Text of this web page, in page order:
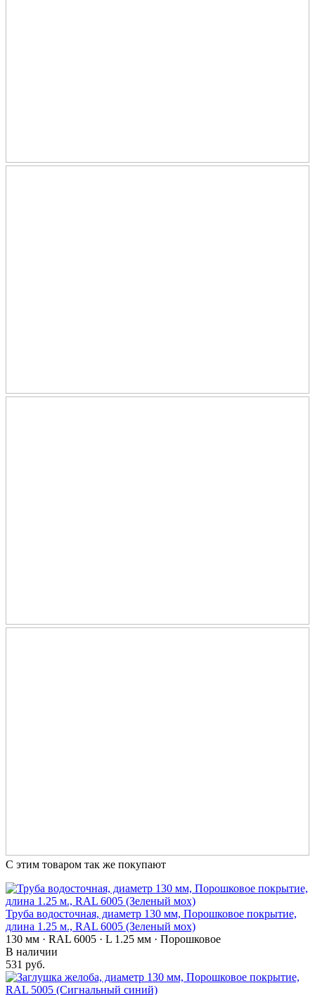
С этим товаром так же покупают
Труба водосточная, диаметр 130 мм, Порошковое покрытие,
длина 1.25 м., RAL 6005 (Зеленый мох)
130 мм · RAL 6005 · L 1.25 мм · Порошковое
В наличии
531 руб.